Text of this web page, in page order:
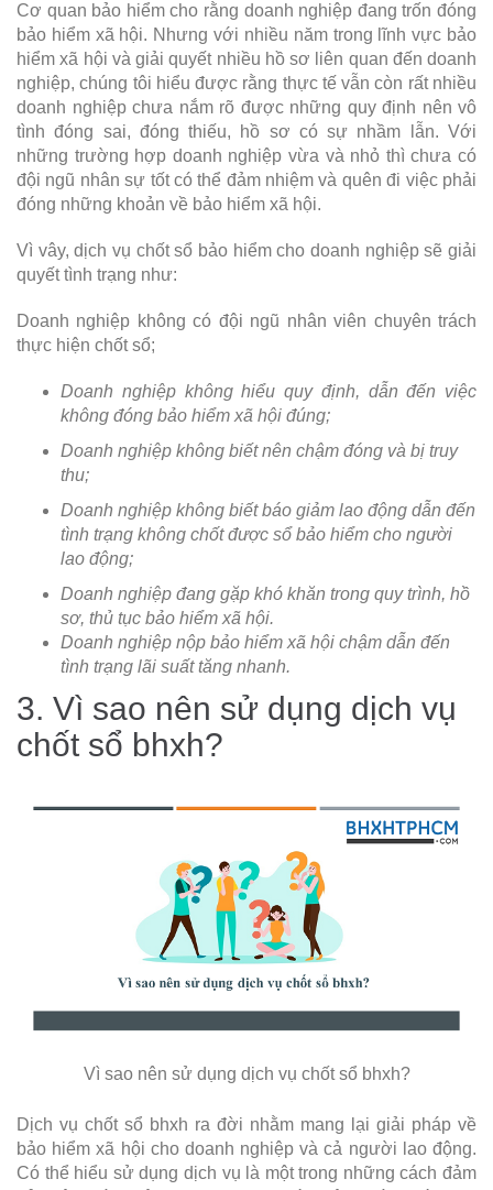
Cơ quan bảo hiểm cho rằng doanh nghiệp đang trốn đóng
bảo hiểm xã hội. Nhưng với nhiều năm trong lĩnh vực bảo
hiểm xã hội và giải quyết nhiều hồ sơ liên quan đến doanh
nghiệp, chúng tôi hiểu được rằng thực tế vẫn còn rất nhiều
doanh nghiệp chưa nắm rõ được những quy định nên vô
tình đóng sai, đóng thiếu, hồ sơ có sự nhầm lẫn. Với
những trường hợp doanh nghiệp vừa và nhỏ thì chưa có
đội ngũ nhân sự tốt có thể đảm nhiệm và quên đi việc phải
đóng những khoản về bảo hiểm xã hội.
Vì vây, dịch vụ chốt sổ bảo hiểm cho doanh nghiệp sẽ giải
quyết tình trạng như:
Doanh nghiệp không có đội ngũ nhân viên chuyên trách
thực hiện chốt sổ;
Doanh nghiệp không hiểu quy định, dẫn đến việc
không đóng bảo hiểm xã hội đúng;
Doanh nghiệp không biết nên chậm đóng và bị truy
thu;
Doanh nghiệp không biết báo giảm lao động dẫn đến
tình trạng không chốt được sổ bảo hiểm cho người
lao động;
Doanh nghiệp đang gặp khó khăn trong quy trình, hồ
sơ, thủ tục bảo hiểm xã hội.
Doanh nghiệp nộp bảo hiểm xã hội chậm dẫn đến
tình trạng lãi suất tăng nhanh.
3. Vì sao nên sử dụng dịch vụ
chốt sổ bhxh?
Vì sao nên sử dụng dịch vụ chốt sổ bhxh?
Dịch vụ chốt sổ bhxh ra đời nhằm mang lại giải pháp về
bảo hiểm xã hội cho doanh nghiệp và cả người lao động.
Có thể hiểu sử dụng dịch vụ là một trong những cách đảm